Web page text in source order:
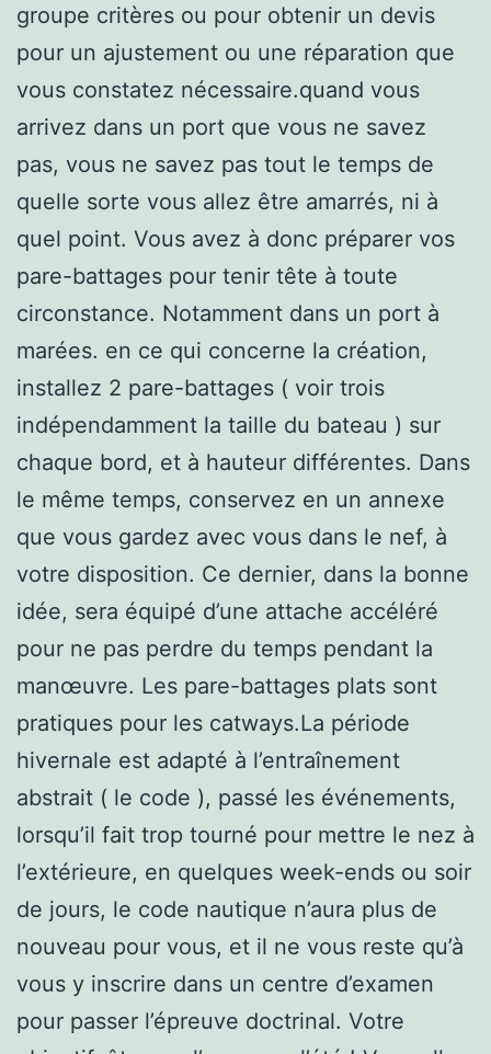
groupe critères ou pour obtenir un devis
pour un ajustement ou une réparation que
vous constatez nécessaire.quand vous
arrivez dans un port que vous ne savez
pas, vous ne savez pas tout le temps de
quelle sorte vous allez être amarrés, ni à
quel point. Vous avez à donc préparer vos
pare-battages pour tenir tête à toute
circonstance. Notamment dans un port à
marées. en ce qui concerne la création,
installez 2 pare-battages ( voir trois
indépendamment la taille du bateau ) sur
chaque bord, et à hauteur différentes. Dans
le même temps, conservez en un annexe
que vous gardez avec vous dans le nef, à
votre disposition. Ce dernier, dans la bonne
idée, sera équipé d’une attache accéléré
pour ne pas perdre du temps pendant la
manœuvre. Les pare-battages plats sont
pratiques pour les catways.La période
hivernale est adapté à l’entraînement
abstrait ( le code ), passé les événements,
lorsqu’il fait trop tourné pour mettre le nez à
l’extérieure, en quelques week-ends ou soir
de jours, le code nautique n’aura plus de
nouveau pour vous, et il ne vous reste qu’à
vous y inscrire dans un centre d’examen
pour passer l’épreuve doctrinal. Votre